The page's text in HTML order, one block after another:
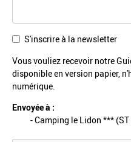
S'inscrire à la newsletter
Vous vouliez recevoir notre
disponible en version papier,
numérique.
Envoyée à :
- Camping le Lidon *** (ST